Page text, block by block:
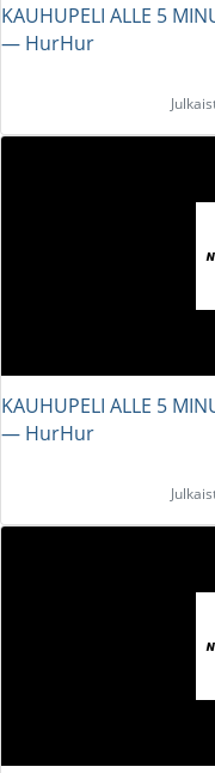
KAUHUPELI ALLE 5
― HurHur
KAUHUPELI ALLE 5
― HurHur